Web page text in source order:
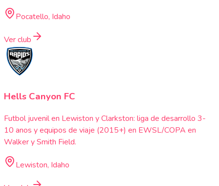
Pocatello, Idaho
Ver club
Hells Canyon FC
Futbol juvenil en Lewiston y Clarkston: liga de desarrollo 3-
10 anos y equipos de viaje (2015+) en EWSL/COPA en
Walker y Smith Field.
Lewiston, Idaho